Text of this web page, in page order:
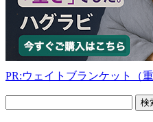
PR:ウェイトブランケット（